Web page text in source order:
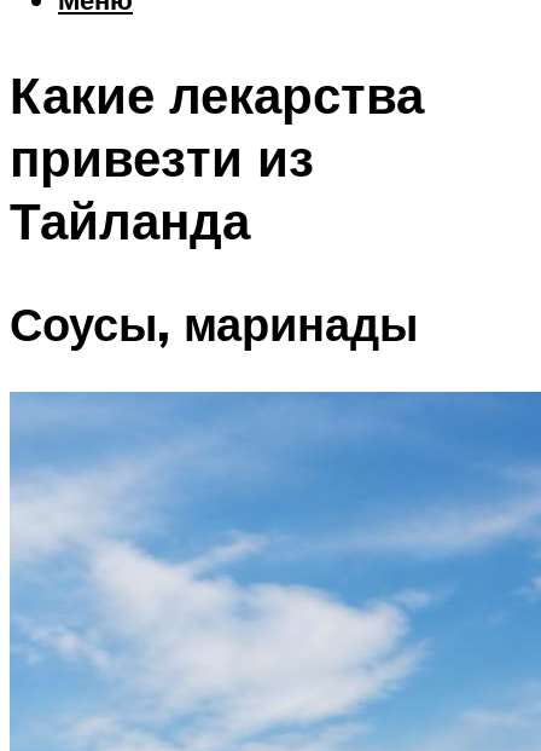
Шоппинг
Меню
Какие лекарства
привезти из
Тайланда
Соусы, маринады